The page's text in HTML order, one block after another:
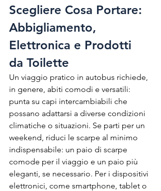
Scegliere Cosa Portare:
Abbigliamento,
Elettronica e Prodotti
da Toilette
Un viaggio pratico in autobus richiede,
in genere, abiti comodi e versatili:
punta su capi intercambiabili che
possano adattarsi a diverse condizioni
climatiche o situazioni. Se parti per un
weekend, riduci le scarpe al minimo
indispensabile: un paio di scarpe
comode per il viaggio e un paio più
eleganti, se necessario. Per i dispositivi
elettronici, come smartphone, tablet o